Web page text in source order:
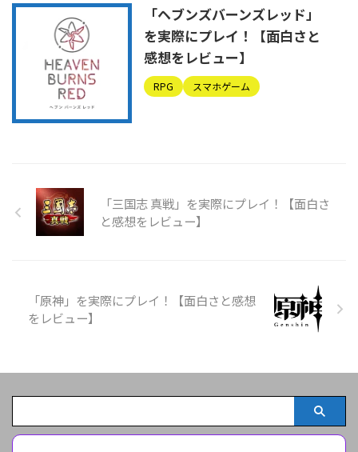
「ヘブンズバーンズレッド」
を実際にプレイ！【面白さと
感想をレビュー】
RPG スマホゲーム
「三国志 真戦」を実際にプレイ！【面白さ
と感想をレビュー】
「原神」を実際にプレイ！【面白さと感想
をレビュー】